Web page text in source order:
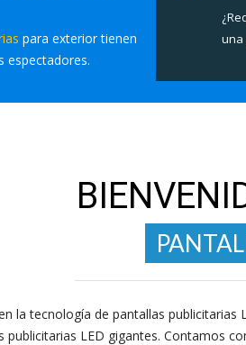
para exterior tienen
espectadores.
una
la tecnología de pantallas
publicitarias LED gigantes. Contamos